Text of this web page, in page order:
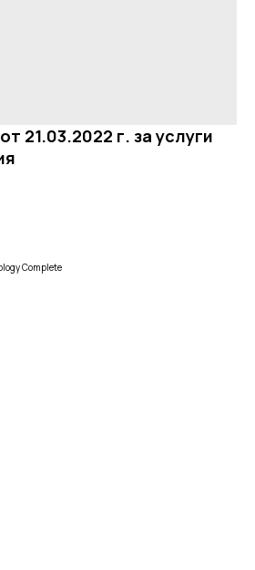
21.03.2022 г. за услуги
Complete